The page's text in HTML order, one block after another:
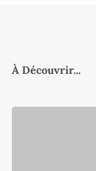
À Découvrir...